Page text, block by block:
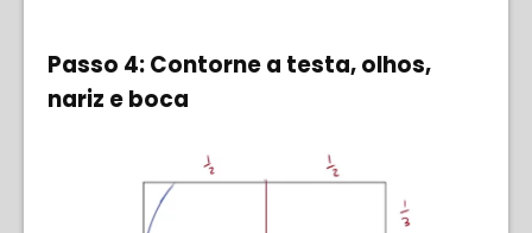
Passo 4: Contorne a testa, olhos,
nariz e boca